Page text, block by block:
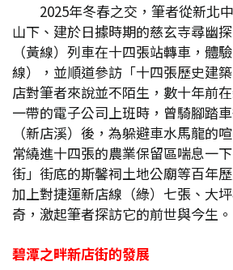
2025年冬春之交，筆者從新北
山下、建於日據時期的慈玄寺尋幽
（黃線）列車在十四張站轉車，體
線），並順道參訪「十四張歷史建
店對筆者來說並不陌生，數十年前
一帶的電子公司上班時，曾騎腳踏
（新店溪）後，為躲避車水馬龍的
常繞進十四張的農業保留區喘息一
街」街底的斯馨祠土地公廟等百年
加上對捷運新店線（綠）七張、大
奇，激起筆者探訪它的前世與今生。
碧潭之畔新店街的發展